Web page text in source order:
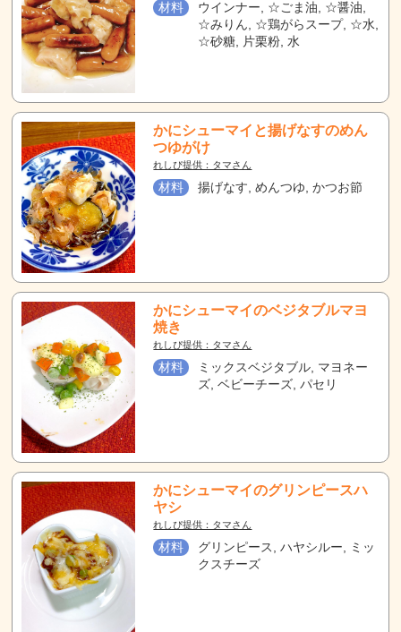
材料
ウインナー, ☆ごま油, ☆醤油,
☆みりん, ☆鶏がらスープ, ☆水,
☆砂糖, 片栗粉, 水
かにシューマイと揚げなすのめん
つゆがけ
れしぴ提供：タマさん
材料 揚げなす, めんつゆ, かつお節
かにシューマイのベジタブルマヨ
焼き
れしぴ提供：タマさん
材料
ミックスベジタブル, マヨネー
ズ, ベビーチーズ, パセリ
かにシューマイのグリンピースハ
ヤシ
れしぴ提供：タマさん
材料
グリンピース, ハヤシルー, ミッ
クスチーズ